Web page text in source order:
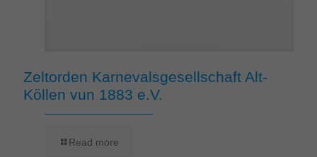
Zeltorden Karnevalsgesellschaft Alt-
Köllen vun 1883 e.V.
Read more